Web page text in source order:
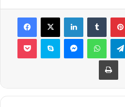
Facebook
X LinkedIn
Pocket Skype Messenger